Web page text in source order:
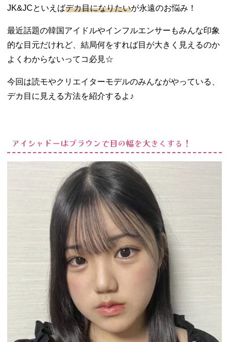
はブラウンで目
る！
− カラコンは黒
目がナチュラル
に見えるものが
− 仕込みライン
で涙袋を大きく
見せる！
JK&JCといえばデカ目になりたいが永遠のお悩み！
最近話題の韓国アイドルやインフルエンサーもみんな印象
的な目元だけれど、結局何をすれば目が大きく見えるのか
よくわからないってコ必見☆
今回は読モやクリエイターモデルのみんながやっている、
デカ目に見える方法を紹介するよ♪
アイシャドーはブラウンで目の幅を大きくする！